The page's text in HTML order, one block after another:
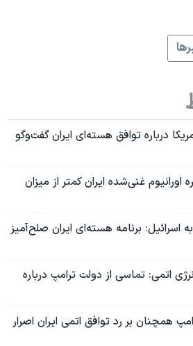
درباره توافق هسته‌ای ایران گفت‌وگو
غنی‌شده ایران کمتر از میزان
برنامه هسته‌ای ایران صلح‌آمیز
اتمی: تماسی از دولت ترامپ درباره
همچنان بر رد توافق اتمی ایران اصرار